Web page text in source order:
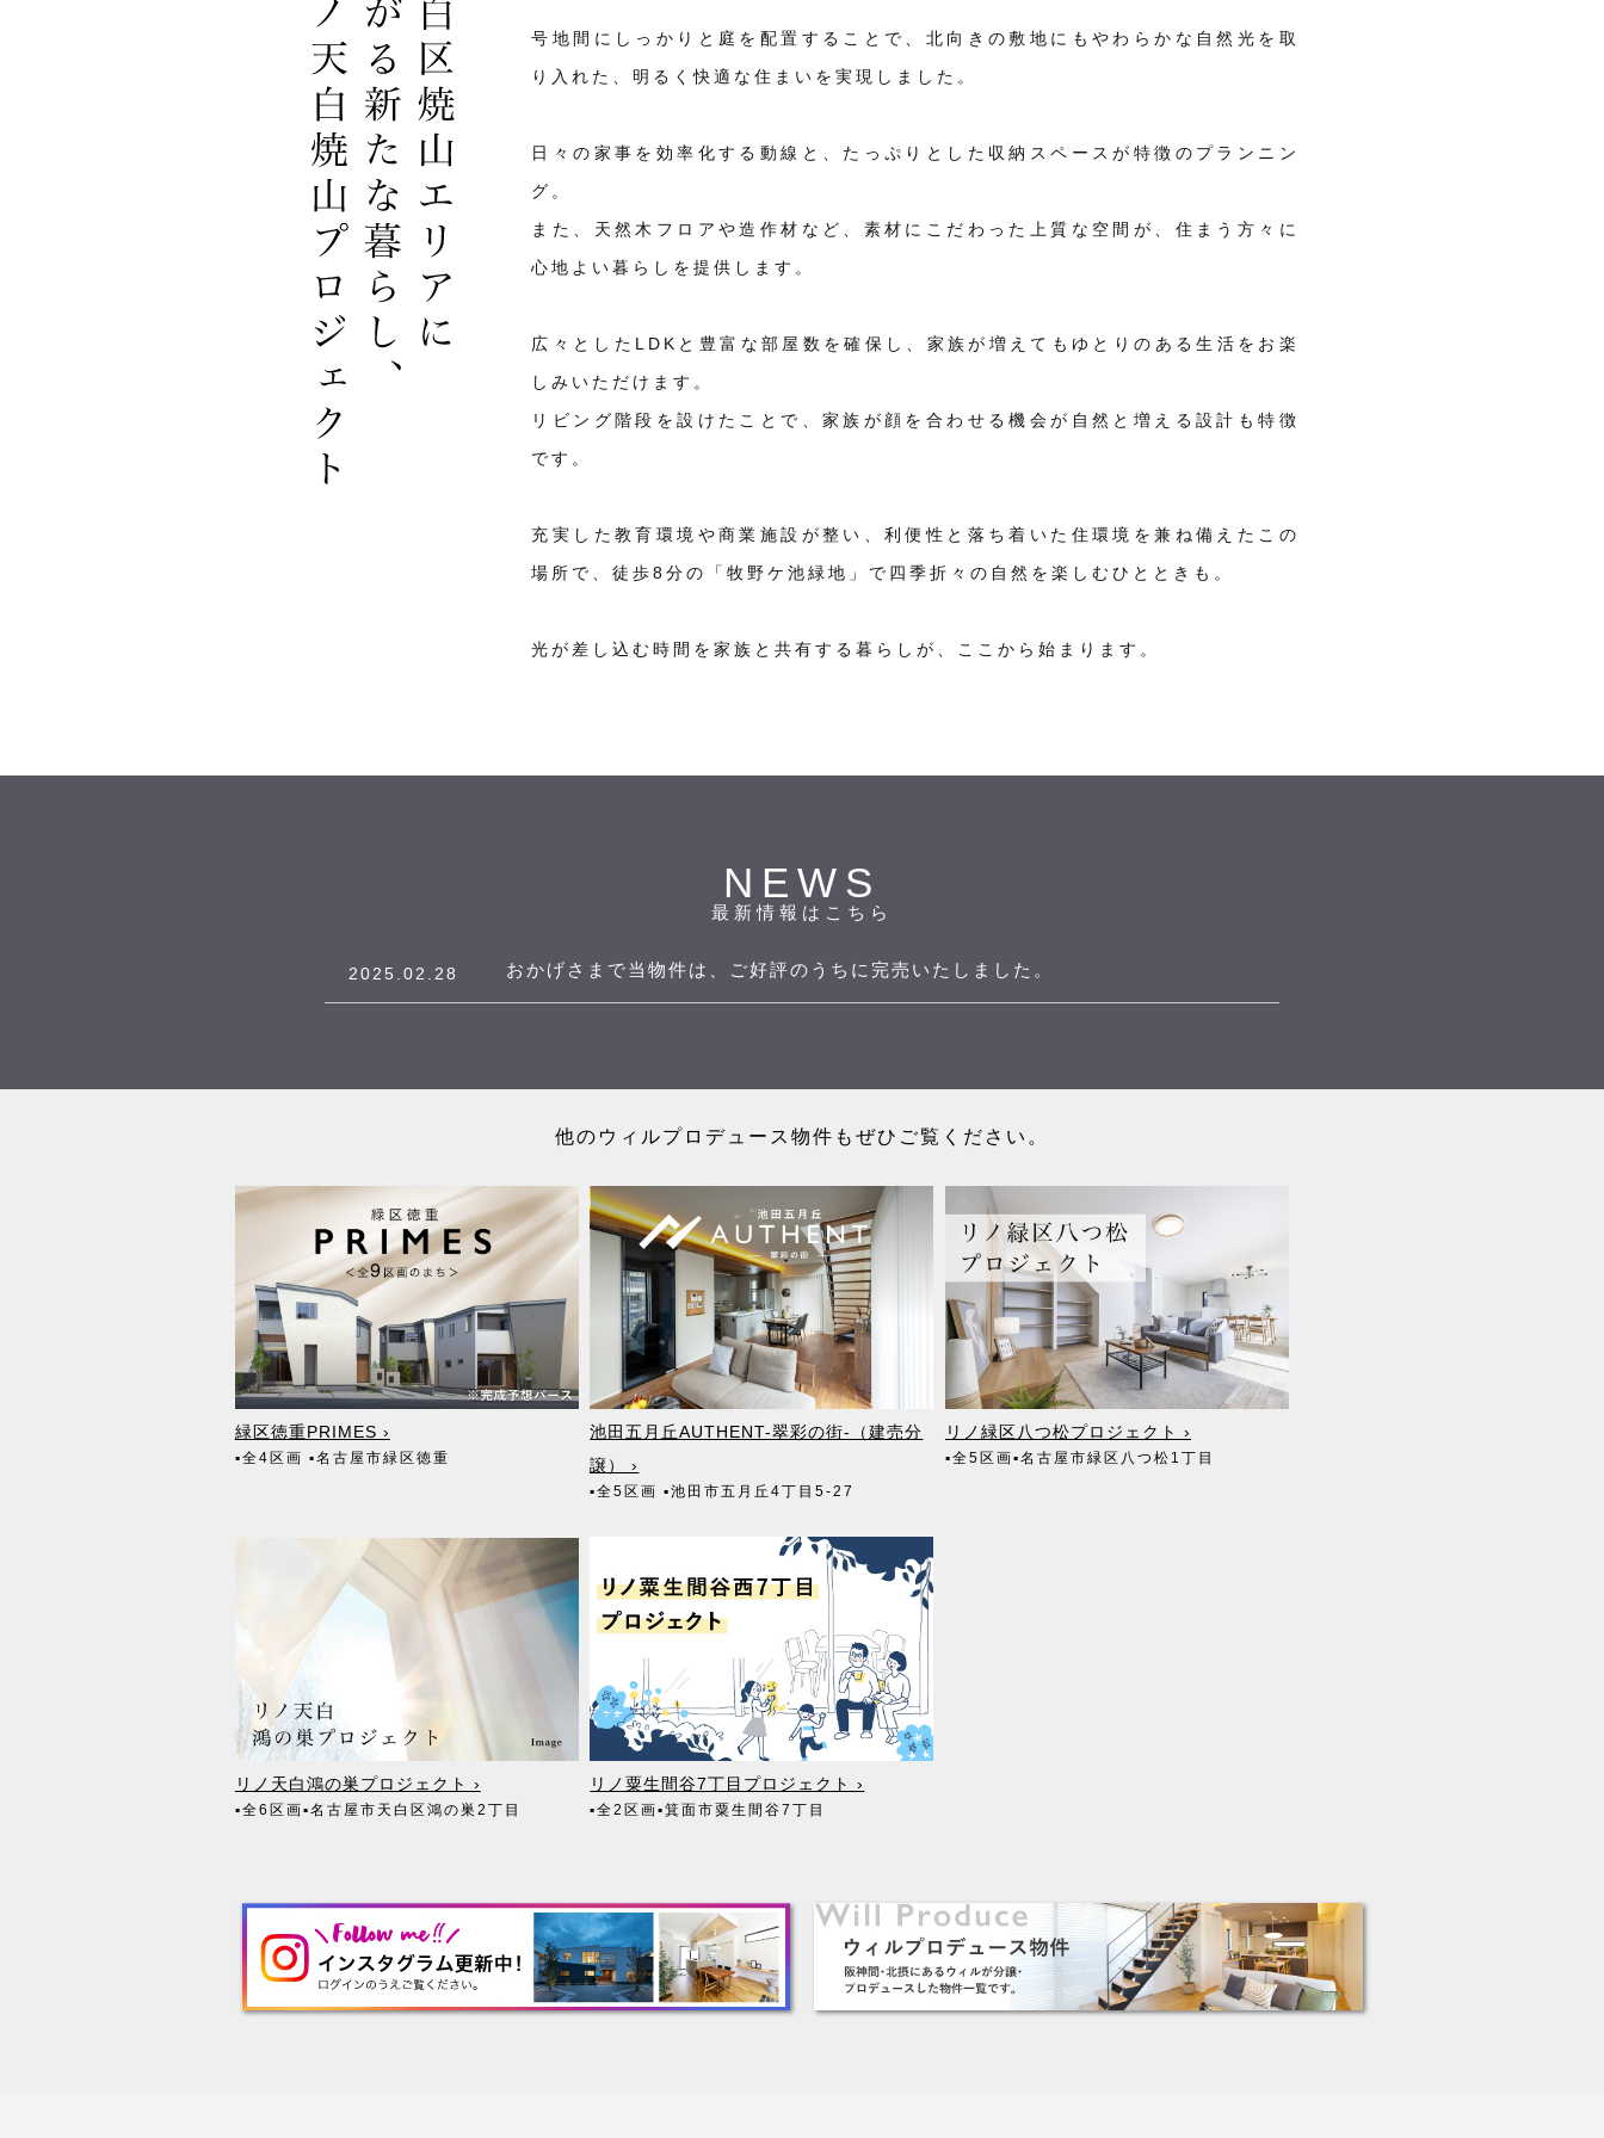
号地間にしっかりと庭を配置することで、北向きの敷地にもやわらかな自然光を取
り入れた、明るく快適な住まいを実現しました。
日々の家事を効率化する動線と、たっぷりとした収納スペースが特徴のプランニン
グ。
また、天然木フロアや造作材など、素材にこだわった上質な空間が、住まう方々に
心地よい暮らしを提供します。
広々としたLDKと豊富な部屋数を確保し、家族が増えてもゆとりのある生活をお楽
しみいただけます。
リビング階段を設けたことで、家族が顔を合わせる機会が自然と増える設計も特徴
です。
充実した教育環境や商業施設が整い、利便性と落ち着いた住環境を兼ね備えたこの
場所で、徒歩8分の「牧野ケ池緑地」で四季折々の自然を楽しむひとときも。
光が差し込む時間を家族と共有する暮らしが、 ここから始まります。
NEWS
最新情報はこちら
2025.02.28 おかげさまで当物件は、ご好評のうちに完売いたしました。
他のウィルプロデュース物件もぜひご覧ください。
緑区徳重PRIMES ›
▪全4区画 ▪名古屋市緑区徳重
池田五月丘AUTHENT-翠彩の街-（建売分
譲） ›
▪全5区画▪池田市五月丘4丁目5-27
リノ緑区八つ松プロジェクト ›
▪全5区画▪名古屋市緑区八つ松1丁目
リノ天白鴻の巣プロジェクト ›
▪全6区画▪名古屋市天白区鴻の巣2丁目
リノ粟生間谷7丁目プロジェクト ›
▪全2区画▪箕面市粟生間谷7丁目